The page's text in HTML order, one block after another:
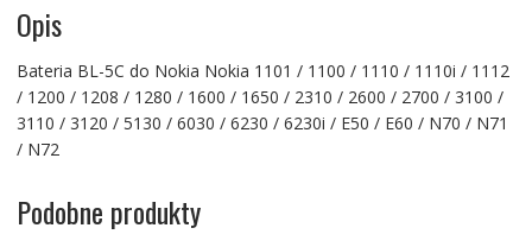
Opis
Bateria BL-5C do Nokia Nokia 1101 / 1100 / 1110 / 1110i / 1112
/ 1200 / 1208 / 1280 / 1600 / 1650 / 2310 / 2600 / 2700 / 3100 /
3110 / 3120 / 5130 / 6030 / 6230 / 6230i / E50 / E60 / N70 / N71
/ N72
Podobne produkty